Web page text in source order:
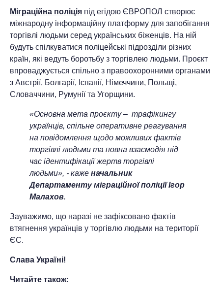
Міграційна поліція під егідою ЄВРОПОЛ створює
міжнародну інформаційну платформу для запобігання
торгівлі людьми серед українських біженців. На ній
будуть спілкуватися поліцейські підрозділи різних
країн, які ведуть боротьбу з торгівлею людьми. Проєкт
впроваджується спільно з правоохоронними органами
з Австрії, Болгарії, Іспанії, Німеччини, Польщі,
Словаччини, Румунії та Угорщини.
«Основна мета проєкту – трафікингу
українців, спільне оперативне реагування
на повідомлення щодо можливих фактів
торгівлі людьми та повна взаємодія під
час ідентифікації жертв торгівлі
людьми», - каже начальник
Департаменту міграційної поліції Ігор
Малахов.
Зауважимо, що наразі не зафіксовано фактів
втягнення українців у торгівлю людьми на території
ЄС.
Слава Україні!
Читайте також: